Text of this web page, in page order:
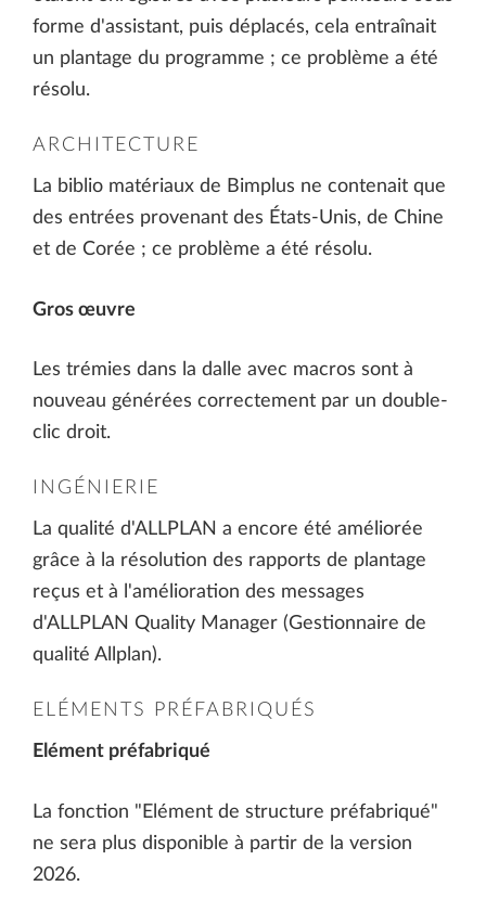
forme d'assistant, puis déplacés, cela entraînait
un plantage du programme ; ce problème a été
résolu.
ARCHITECTURE
La biblio matériaux de Bimplus ne contenait que
des entrées provenant des États-Unis, de Chine
et de Corée ; ce problème a été résolu.
Gros œuvre
Les trémies dans la dalle avec macros sont à
nouveau générées correctement par un double-
clic droit.
INGÉNIERIE
La qualité d'ALLPLAN a encore été améliorée
grâce à la résolution des rapports de plantage
reçus et à l'amélioration des messages
d'ALLPLAN Quality Manager (Gestionnaire de
qualité Allplan).
ELÉMENTS PRÉFABRIQUÉS
Elément préfabriqué
La fonction "Elément de structure préfabriqué"
ne sera plus disponible à partir de la version
2026.